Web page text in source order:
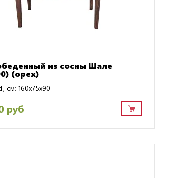
из сосны Шале
(орех)
см: 160x75x90
руб